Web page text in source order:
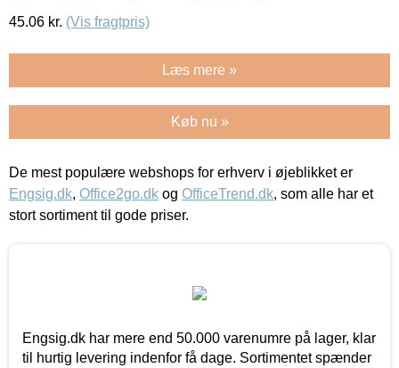
45.06 kr. (Vis fragtpris)
Læs mere »
Køb nu »
De mest populære webshops for erhverv i øjeblikket er
Engsig.dk, Office2go.dk og OfficeTrend.dk, som alle har et
stort sortiment til gode priser.
Engsig.dk har mere end 50.000 varenumre på lager, klar
til hurtig levering indenfor få dage. Sortimentet spænder